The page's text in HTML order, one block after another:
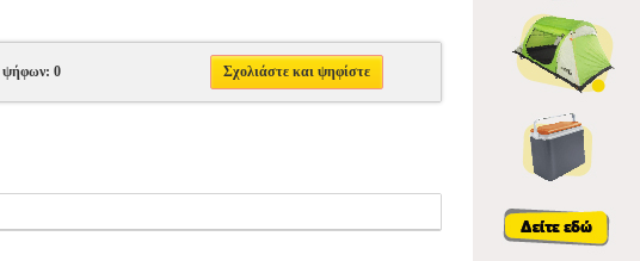
ψήφων: 0 Σχολιάστε και ψηφίστε